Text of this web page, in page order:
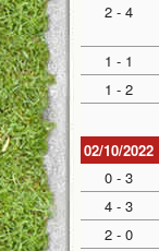
2 - 4
1 - 1
1 - 2
02/10/2022
0 - 3
4 - 3
2 - 0